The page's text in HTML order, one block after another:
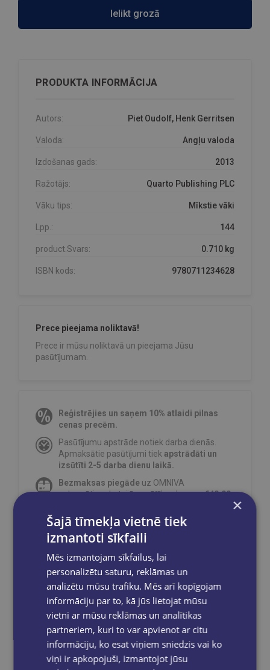
Ielikt grozā
PRODUKTA INFORMĀCIJA
Autors: Piet Oudolf, Henk Gerritsen
Valoda: Angļu valoda
Izdošanas gads: 2013
Ražotājs: Quarto Publishing PLC
Vāku tips: Mīkstie vāki
Lpp.: 144
product.Svars: 0.710 kg
ISBN kods: 9780711234628
Prece pieejama noliktavā!
Prece ir mūsu noliktavā un pieejama Jūsu
pasūtījumam.
Reģistrējies un saņem 10% atlaidi pilnas
cenas precēm.
Pasūtījumu apstrāde notiek darba dienās.
Apmaksātie pasūtījumi tiek apstrādāti un
izsūtīti 2-5 darba dienu laikā.
Bezmaksas piegāde uz OMNIVA
pakomātiem Latvijāpasūtījumiem no €40.00.
grāmatnīcā 1-5 darba dienu laikā, kad
pasūtījums būs gatavs saņemšanai, saņemsi
e-pastu un/ vai SMS.
Dalies sociālajos tīklos:
×
Šajā tīmekļa vietnē tiek
izmantoti sīkfaili
Mēs izmantojam sīkfailus, lai
personalizētu saturu, reklāmas un
analizētu mūsu trafiku. Mēs arī kopīgojam
informāciju par to, kā jūs lietojat mūsu
vietni ar mūsu reklāmas un analītikas
partneriem, kuri to var apvienot ar citu
informāciju, ko esat viņiem sniedzis vai ko
viņi ir apkopojuši, izmantojot jūsu